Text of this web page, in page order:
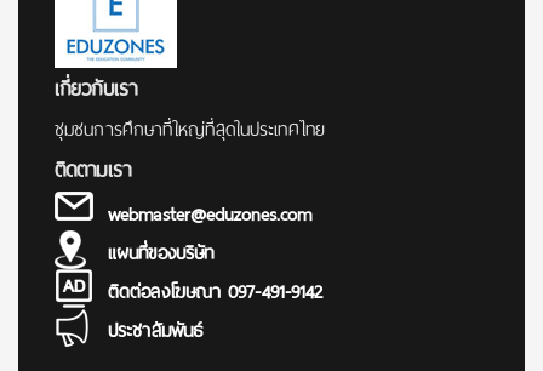
เกี่ยวกับเรา
ชุมชนการศึกษาที่ใหญ่ที่สุดในประเทศไทย
ติดตามเรา
webmaster@eduzones.com
แผนที่ของบริษัท
ติดต่อลงโฆษณา 097-491-9142
ประชาสัมพันธ์